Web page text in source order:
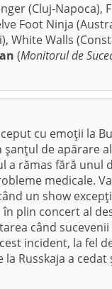
(Cluj-Napoca),
Foot Ninja
White Walls
(Monitorul de
cu emoţii la
de apărare
a rămas fără
medicale.
un show
plin concert al
când
incident, la fel
Russkaja a